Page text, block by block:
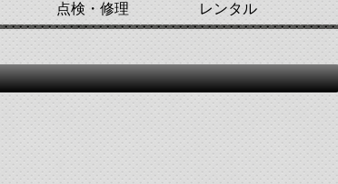
点検・修理 レンタル